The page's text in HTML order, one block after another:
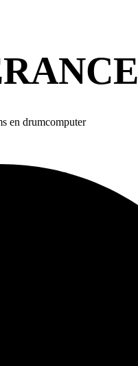
en drumcomputer